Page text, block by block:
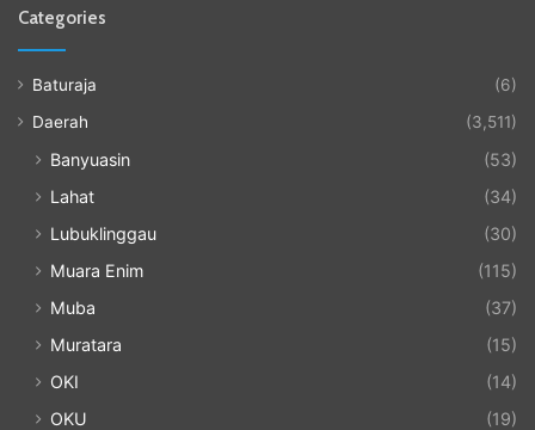
Categories
Baturaja
(6)
Daerah
(3,511)
Banyuasin
(53)
Lahat
(34)
Lubuklinggau
(30)
Muara Enim
(115)
Muba
(37)
Muratara
(15)
OKI
(14)
OKU
(19)